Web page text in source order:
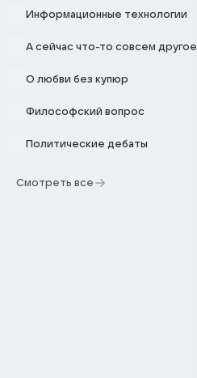
Информационные технологии
А сейчас что-то совсем другое
О любви без купюр
Философский вопрос
Политические дебаты
Смотреть все